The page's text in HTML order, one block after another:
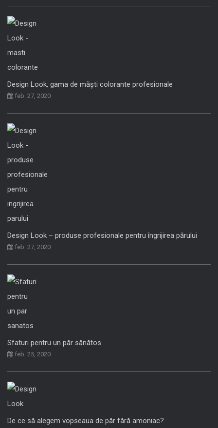
Design Look, gama de măști colorante profesionale
feb. 27, 2020
Design Look – produse profesionale pentru îngrijirea părului
feb. 27, 2020
Sfaturi pentru un păr sănătos
feb. 25, 2020
De ce să alegem vopseaua de păr fără amoniac?